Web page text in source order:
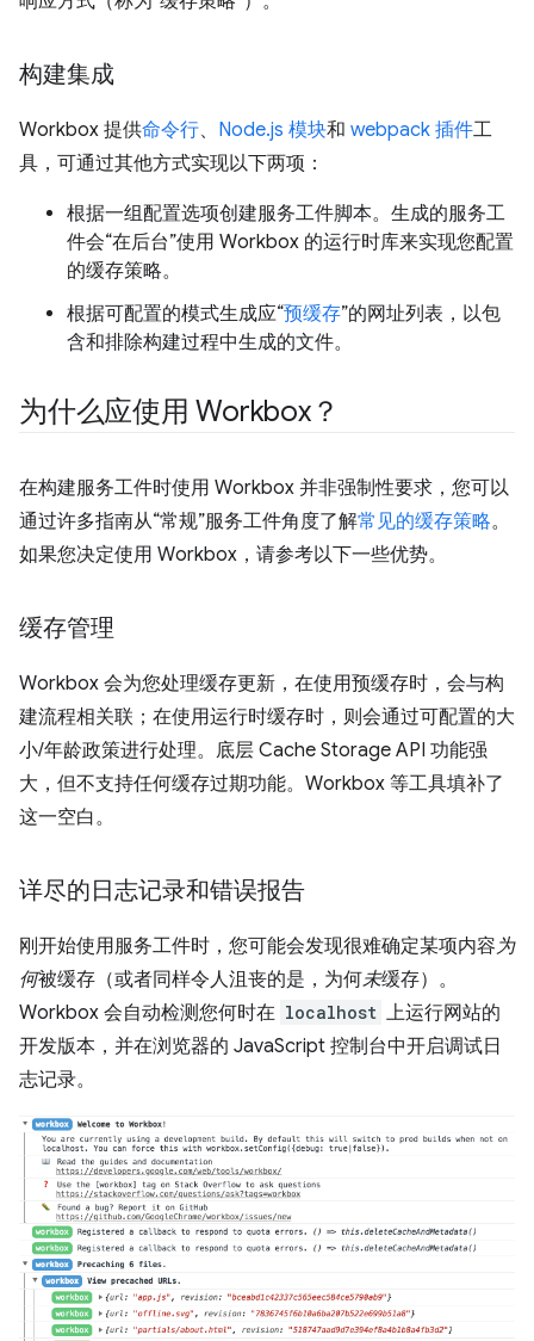
构建集成
Workbox 提供命令行、 Node.js 模块和 webpack 插件工
具，可通过其他方式实现以下两项：
根据一组配置选项创建服务工件脚本。生成的服务工
件会“在后台”使用 Workbox 的运行时库来实现您配置
的缓存策略。
根据可配置的模式生成应“预缓存”的网址列表，以包
含和排除构建过程中生成的文件。
为什么应使用 Workbox？
在构建服务工件时使用 Workbox 并非强制性要求，您可以
通过许多指南从“常规”服务工件角度了解常见的缓存策略。
如果您决定使用 Workbox，请参考以下一些优势。
缓存管理
Workbox 会为您处理缓存更新，在使用预缓存时，会与构
建流程相关联；在使用运行时缓存时，则会通过可配置的大
小/年龄政策进行处理。底层 Cache Storage API 功能强
大，但不支持任何缓存过期功能。Workbox 等工具填补了
这一空白。
详尽的日志记录和错误报告
刚开始使用服务工件时，您可能会发现很难确定某项内容为
何被缓存（或者同样令人沮丧的是，为何未缓存）。
Workbox 会自动检测您何时在 localhost 上运行网站的
开发版本，并在浏览器的 JavaScript 控制台中开启调试日
志记录。